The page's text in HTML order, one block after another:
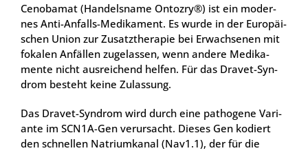
Cen­oba­mat (Han­dels­na­me Ontoz­ry®) ist ein moder­
nes Anti-Anfalls-Medi­ka­ment. Es wur­de in der Euro­päi­
schen Uni­on zur Zusatz­the­ra­pie bei Erwach­se­nen mit
foka­len Anfäl­len zuge­las­sen, wenn ande­re Medi­ka­
men­te nicht aus­rei­chend hel­fen. Für das Dra­vet-Syn­
drom besteht kei­ne Zulas­sung.
Das Dra­vet-Syn­drom wird durch eine patho­ge­ne Vari­
an­te im SCN1A-Gen ver­ur­sacht. Die­ses Gen kodiert
den schnel­len Natri­um­ka­nal (Nav1.1), der für die